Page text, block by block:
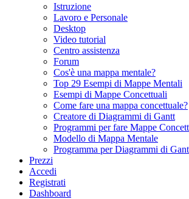
Istruzione
Lavoro e Personale
Desktop
Video tutorial
Centro assistenza
Forum
Cos'è una mappa mentale?
Top 29 Esempi di Mappe Mentali
Esempi di Mappe Concettuali
Come fare una mappa concettuale?
Creatore di Diagrammi di Gantt
Programmi per fare Mappe
Modello di Mappa Mentale
Programma per Diagrammi di
Prezzi
Accedi
Registrati
Dashboard